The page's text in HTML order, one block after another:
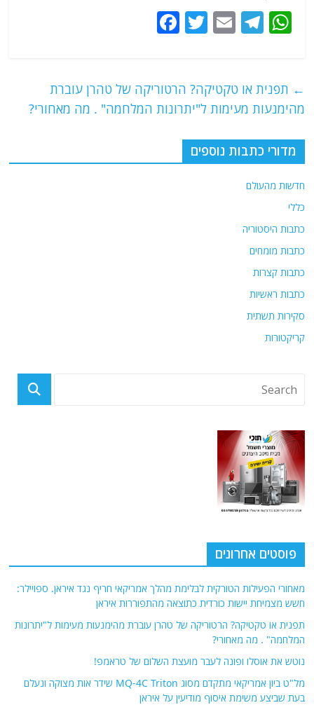
W
s
A
p
p
T
g
ra
m
E
l
T
er
e
b
o
← תפנית או טקטיקה? הרטוריקה של טהרן עוברת
מהימנעות מעימות ל"יתרונות המלחמה" . מה מאחורי?
מדורי כתבות נוספים
חדשות מהעולם
כללי
כתבות היסטוריה
כתבות מומחים
כתבות קצרות
כתבות ראשיות
סקירות תשתית
קריקטורות
פוסטים אחרונים
מאחורי הפעילות הטורקית לבלימת מהלך אמריקאי חריף נגד איראן. ספויילר:
חשש מצמיחת יישות כורדית כתוצאה מהתפוררות איראן
תפנית או טקטיקה? הרטוריקה של טהרן עוברת מהימנעות מעימות ל"יתרונות
המלחמה" . מה מאחורי?
נוטש את אוסלו ופונה לעבר מועצת השלום של טראמפ!
מל"ט ביון אמריקאי מתקדם מסוג MQ-4C Triton שידר אות מצוקה ונעלם
בעת שביצע משימת איסוף מודיעין על איראן